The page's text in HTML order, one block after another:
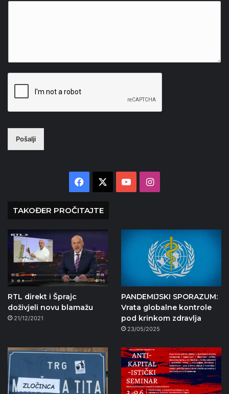
Pošalji
Facebook YouTubeInstagram
TAKOĐER PROČITAJTE
RTL direkt i Šprajc
doživjeli novu blamažu
21/12/2021
PANDEMIJSKI SPORAZUM:
Vrata globalne kontrole
pod krinkom zdravlja
23/05/2025